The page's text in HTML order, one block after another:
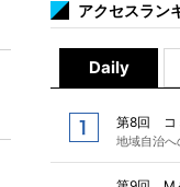
アクセスラン
Daily
第8回 コ
地域自治へ